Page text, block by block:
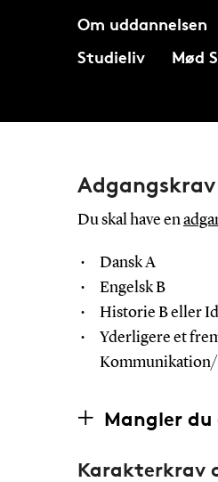
Om uddannelsen
Studieliv
Mød
Adgangskrav
Du skal have en
Dansk A
Engelsk B
Historie B eller
Yderligere et
Mangler
Karakterkrav